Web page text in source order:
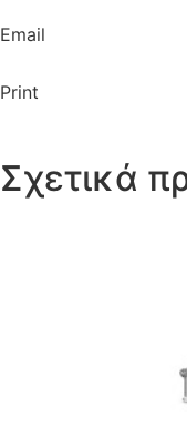
Email
Print
Σχετικά